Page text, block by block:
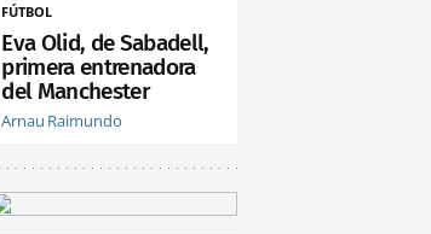
FÚTBOL
Eva Olid, de Sabadell,
primera entrenadora
del Manchester
Arnau Raimundo